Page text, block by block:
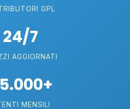
GPL
24/7
AGGIORNATI
MENSILI